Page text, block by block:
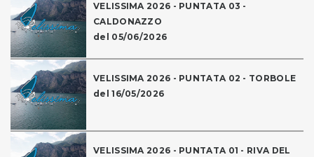
VELISSIMA 2026 - PUNTATA 03 -
CALDONAZZO
del 05/06/2026
VELISSIMA 2026 - PUNTATA 02 - TORBOLE
del 16/05/2026
VELISSIMA 2026 - PUNTATA 01 - RIVA DEL